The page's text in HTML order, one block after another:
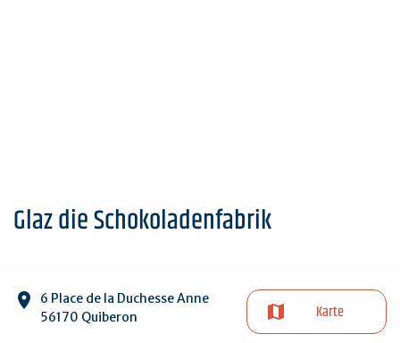
Glaz die Schokoladenfabrik
6 Place de la Duchesse Anne
56170 Quiberon
Karte